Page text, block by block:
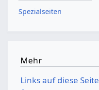
Spezialseiten
Mehr
Links auf diese Seite